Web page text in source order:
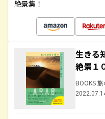
絶景集！
生きる
絶景１
BOOKS